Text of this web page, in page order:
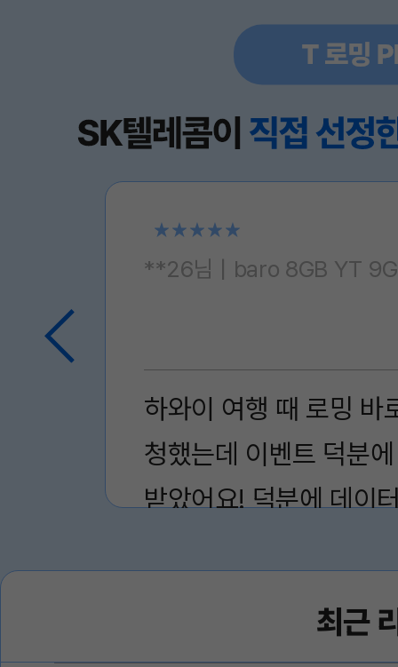
**26님 baro 8GB YT
하와이 여행 때 로밍 바
청했는데 이벤트 덕분
받았어요! 덕분에 데이
러워서 여행 내내 불편
최근